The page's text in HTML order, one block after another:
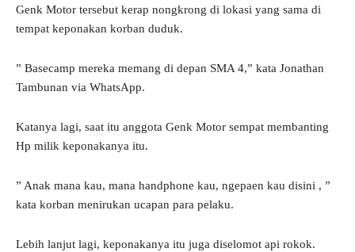
Genk Motor tersebut kerap nongkrong di lokasi yang sama di
tempat keponakan korban duduk.
” Basecamp mereka memang di depan SMA 4,” kata Jonathan
Tambunan via WhatsApp.
Katanya lagi, saat itu anggota Genk Motor sempat membanting
Hp milik keponakanya itu.
” Anak mana kau, mana handphone kau, ngepaen kau disini , ”
kata korban menirukan ucapan para pelaku.
Lebih lanjut lagi, keponakanya itu juga diselomot api rokok.